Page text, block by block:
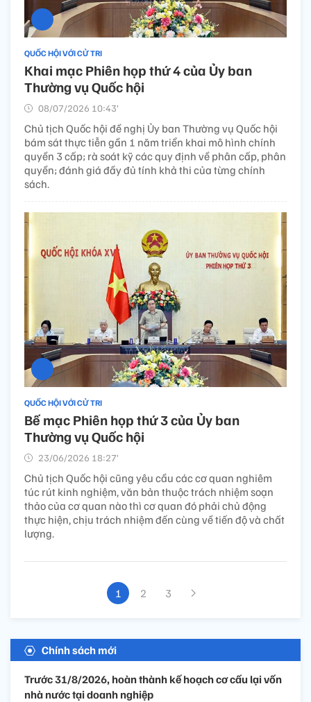
QUỐC HỘI VỚI CỬ TRI
Khai mạc Phiên họp thứ 4 của Ủy ban
Thường vụ Quốc hội
08/07/2026 10:43’
Chủ tịch Quốc hội đề nghị Ủy ban Thường vụ Quốc hội
bám sát thực tiễn gần 1 năm triển khai mô hình chính
quyền 3 cấp; rà soát kỹ các quy định về phân cấp, phân
quyền; đánh giá đầy đủ tính khả thi của từng chính
sách.
QUỐC HỘI VỚI CỬ TRI
Bế mạc Phiên họp thứ 3 của Ủy ban
Thường vụ Quốc hội
23/06/2026 18:27’
Chủ tịch Quốc hội cũng yêu cầu các cơ quan nghiêm
túc rút kinh nghiệm, văn bản thuộc trách nhiệm soạn
thảo của cơ quan nào thì cơ quan đó phải chủ động
thực hiện, chịu trách nhiệm đến cùng về tiến độ và chất
lượng.
1 2 3
Chính sách mới
Trước 31/8/2026, hoàn thành kế hoạch cơ cấu lại vốn
nhà nước tại doanh nghiệp